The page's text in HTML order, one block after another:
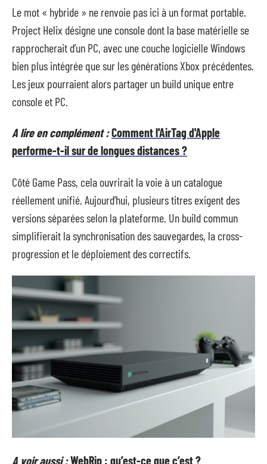
Le mot « hybride » ne renvoie pas ici à un format portable.
Project Helix désigne une console dont la base matérielle se
rapprocherait d’un PC, avec une couche logicielle Windows
bien plus intégrée que sur les générations Xbox précédentes.
Les jeux pourraient alors partager un build unique entre
console et PC.
A lire en complément :Comment l'AirTag d'Apple
performe-t-il sur de longues distances ?
Côté Game Pass, cela ouvrirait la voie à un catalogue
réellement unifié. Aujourd’hui, plusieurs titres exigent des
versions séparées selon la plateforme. Un build commun
simplifierait la synchronisation des sauvegardes, la cross-
progression et le déploiement des correctifs.
A voir aussi :WebRip : qu’est-ce que c’est ?